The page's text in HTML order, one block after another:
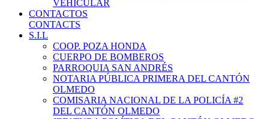
VEHICULAR
CONTACTOS
CONTACTS
S.I.L
COOP. POZA HONDA
CUERPO DE BOMBEROS
PARROQUIA SAN ANDRÉS
NOTARIA PÚBLICA PRIMERA DEL CANTÓN
OLMEDO
COMISARIA NACIONAL DE LA POLICÍA #2
DEL CANTÓN OLMEDO